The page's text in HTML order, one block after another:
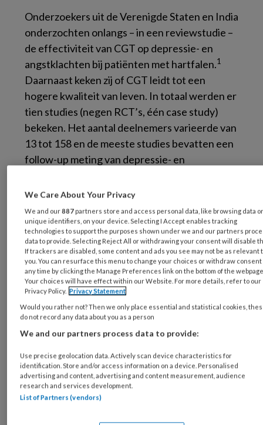
Onderzoekers uit de Verenigde Staten en India
onderzochten onlangs – in een reviewstudie –
de effectiviteit van CGT op depressie- en
angstklachten bij patiënten met hartfalen.1
Daarnaast keken zij of CGT leidt tot een
hogere kwaliteit van leven. In totaal werden er
tien studies (negen RCT’s, één case study)
bekeken. Het aantal deelnemers varieerde van
13 tot 158 en de meeste studies bevatten een
follow-up meting van depressie- en
en na drie of zes maanden. De frequentie van
de CGT-sessies varieerde van zes tot twaalf
wekelijkse sessies.
Uit de resultaten blijkt dat deelnemers die CGT
kregen een significante verbetering
rapporteerden in de kwaliteit van leven. Ook
rapporteerden zij een vermindering van de
depressie- en angstklachten en was het aantal
ziekenhuisbezoeken bij hen (met CGT) lager
De onderzoekers concluderen dat CGT een
veilige en effectieve behandeling is voor
Zij vinden wel dat er grotere RCT’s
We Care About Your Privacy
We and our887 partners store and access personal data, like browsing data
unique identifiers, on your device. Selecting I Accept enables tracking
technologies to support the purposes shown under we and our partners
data to provide. Selecting Reject All or withdrawing your consent will disable
If trackers are disabled, some content and ads you see may not be as relevant
you. You can resurface this menu to change your choices or withdraw consent
any time by clicking the Manage Preferences link on the bottom of the
Your choices will have effect within our Website. For more details, refer to our
Privacy Policy. Privacy Statement
Would you rather not? Then we only place essential and statistical cookies,
do not record any data about you as a person
We and our partners process data to provide:
Use precise geolocation data. Actively scan device characteristics for
identification. Store and/or access information on a device. Personalised
advertising and content, advertising and content measurement, audience
research and services development.
List of Partners (vendors)